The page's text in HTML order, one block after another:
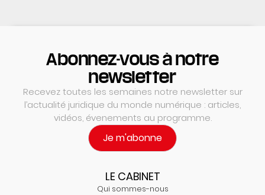
Abonnez-vous à notre
newsletter
Recevez toutes les semaines notre newsletter sur
l’actualité juridique du monde numérique : articles,
vidéos, évenements au programme.
Je m'abonne
LE CABINET
Qui sommes-nous